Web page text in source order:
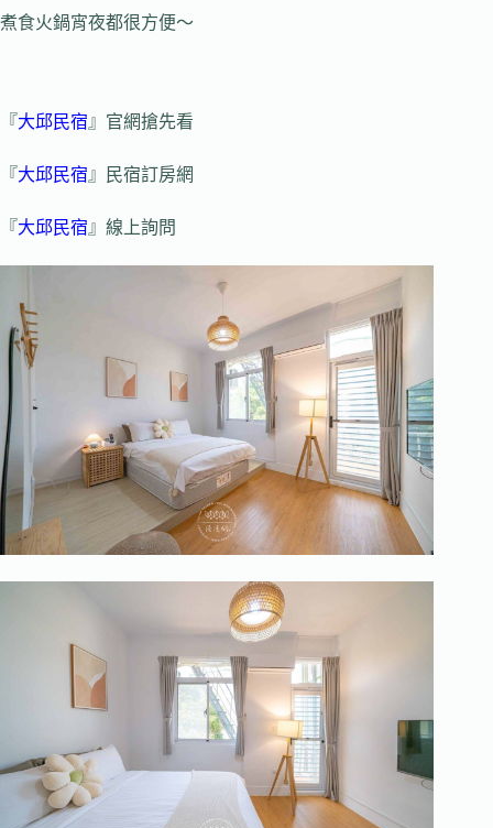
煮食火鍋宵夜都很方便～
『大邱民宿 』官網搶先看
『大邱民宿 』民宿訂房網
『大邱民宿 』線上詢問